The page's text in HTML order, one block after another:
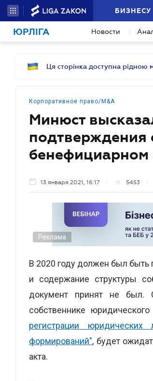
БИЗНЕСУ
ЮРЛІГА Новости
Ця сторінка доступна рідною
Корпоративное право/M&A
Минюст
подтверждения
бенефициарном
13 января 2021, 16:17 5453
Реклама
В 2020 году должен был быть
и содержание структуры
документ принят не был.
собственнике
регистрации
формирований", будет
акта.